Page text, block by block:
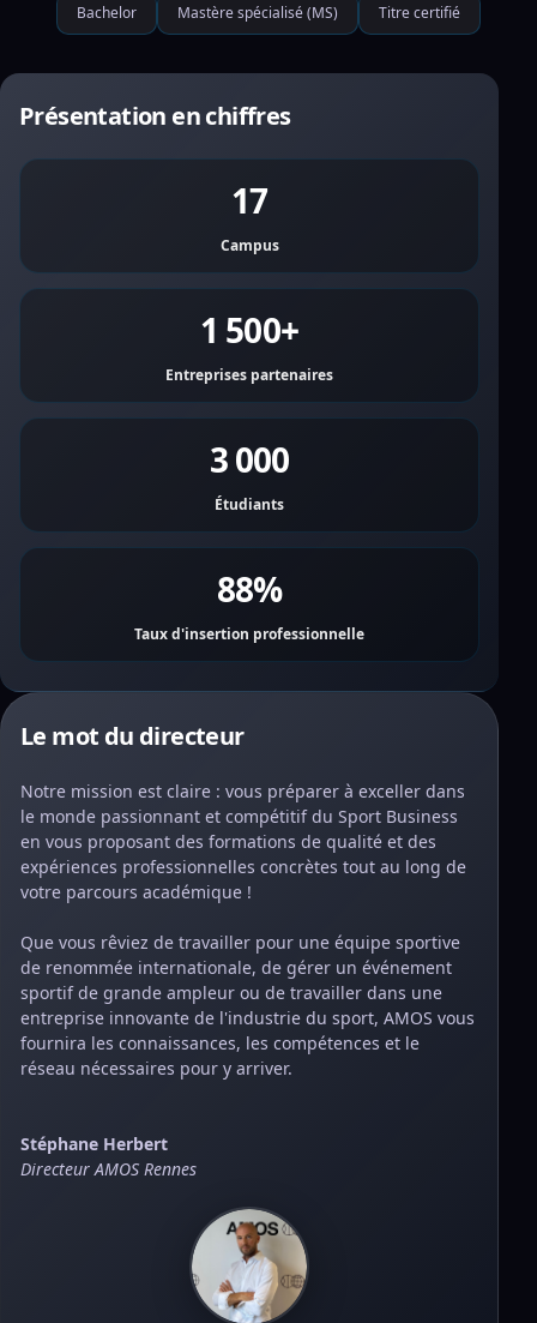
Bachelor Mastère spécialisé (MS) Titre certifié
Présentation en chiffres
17
Campus
1 500+
Entreprises partenaires
3 000
Étudiants
88%
Taux d'insertion professionnelle
Le mot du directeur
Notre mission est claire : vous préparer à exceller dans
le monde passionnant et compétitif du Sport Business
en vous proposant des formations de qualité et des
expériences professionnelles concrètes tout au long de
votre parcours académique !
Que vous rêviez de travailler pour une équipe sportive
de renommée internationale, de gérer un événement
sportif de grande ampleur ou de travailler dans une
entreprise innovante de l'industrie du sport, AMOS vous
fournira les connaissances, les compétences et le
réseau nécessaires pour y arriver.
Stéphane Herbert
Directeur AMOS Rennes